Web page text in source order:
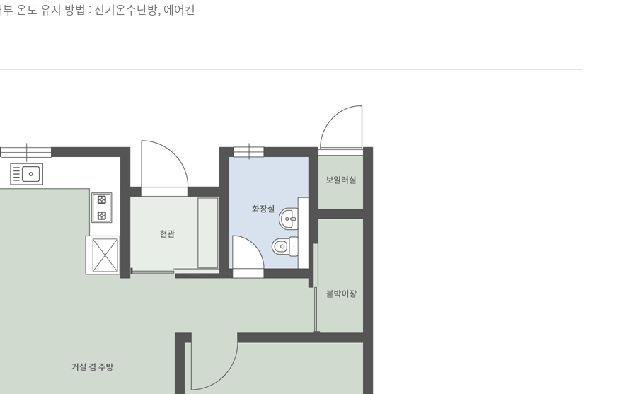
온도 유지 방법 : 전기온수난방, 에어컨